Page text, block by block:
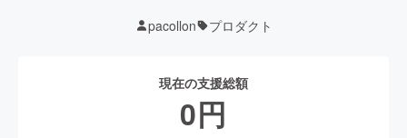
pacollon プロダクト
現在の支援総額
0円